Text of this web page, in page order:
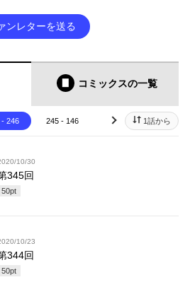
ンレターを送る
コミックスの一覧
- 246 245 - 146 145 - 46 45 -
next 1話から
10/30
345回
50pt
10/23
344回
50pt